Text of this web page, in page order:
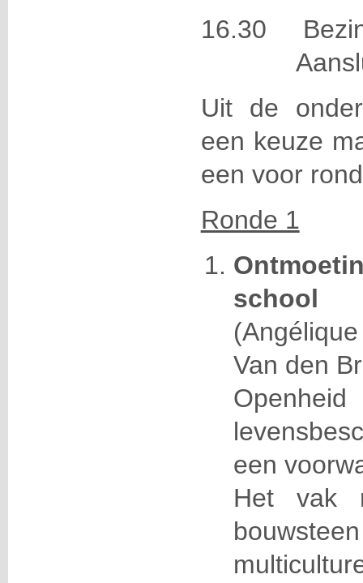
16.30
Uit de
een keuze
een voor
Ronde 1
Van den
een
Het vak